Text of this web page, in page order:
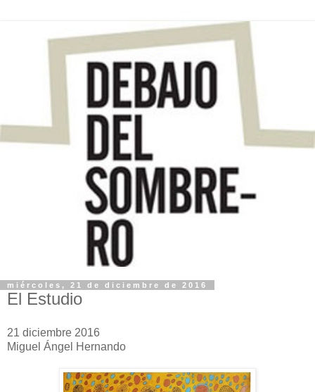
miércoles, 21 de diciembre de 2016
El Estudio
21 diciembre 2016
Miguel Ángel Hernando